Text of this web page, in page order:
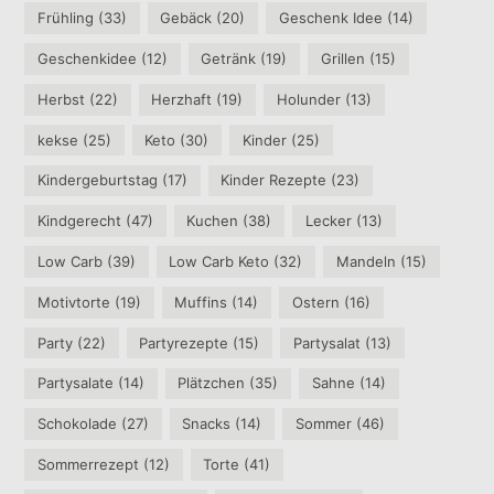
Frühling (33) Gebäck (20) Geschenk Idee (14)
Geschenkidee (12) Getränk (19) Grillen (15)
Herbst (22) Herzhaft (19) Holunder(13)
kekse (25) Keto (30) Kinder(25)
Kindergeburtstag (17) Kinder Rezepte (23)
Kindgerecht (47) Kuchen (38) Lecker(13)
Low Carb (39) Low Carb Keto (32) Mandeln (15)
Motivtorte (19) Muffins (14) Ostern (16)
Party (22) Partyrezepte (15) Partysalat (13)
Partysalate (14) Plätzchen (35) Sahne (14)
Schokolade (27) Snacks (14) Sommer(46)
Sommerrezept (12) Torte (41)